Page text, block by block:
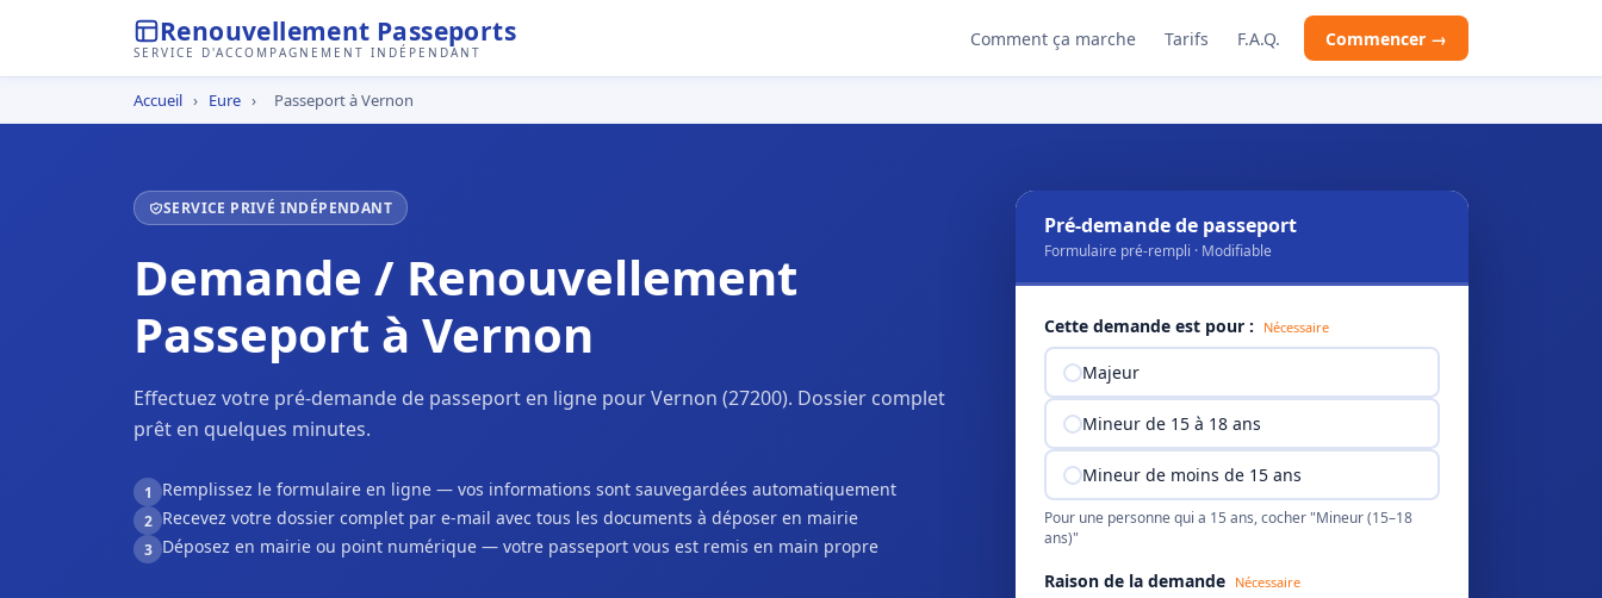
Renouvellement Passeports
SERVICE D'ACCOMPAGNEMENT INDÉPENDANT
Comment ça marche Tarifs F.A.Q. Commencer →
Accueil › Eure › Passeport à Vernon
SERVICE PRIVÉ INDÉPENDANT
Demande / Renouvellement
Passeport à Vernon
Effectuez votre pré-demande de passeport en ligne pour Vernon (27200). Dossier complet
prêt en quelques minutes.
1 Remplissez le formulaire en ligne — vos informations sont sauvegardées automatiquement
2 Recevez votre dossier complet par e-mail avec tous les documents à déposer en mairie
3 Déposez en mairie ou point numérique — votre passeport vous est remis en main propre
Pré-demande de passeport
Formulaire pré-rempli · Modifiable
Cette demande est pour : Nécessaire
Majeur
Mineur de 15 à 18 ans
Mineur de moins de 15 ans
Pour une personne qui a 15 ans, cocher "Mineur (15–18
ans)"
Raison de la demande Nécessaire